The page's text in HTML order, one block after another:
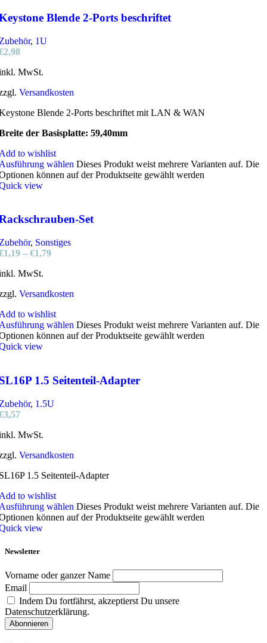
Blende 2-Ports beschriftet
, 1U
2,98
MwSt.
Versandkosten
Blende 2-Ports beschriftet mit LAN & WAN
der Basisplatte: 59,40mm
to wishlist
wählen Dieses Produkt weist mehrere Varianten auf. Die
können auf der Produktseite gewählt werden
view
Set
, Sonstiges
1,19 – €1,79
MwSt.
Versandkosten
to wishlist
wählen Dieses Produkt weist mehrere Varianten auf. Die
können auf der Produktseite gewählt werden
view
1.5 Seitenteil-Adapter
, 1.5U
3,57
MwSt.
Versandkosten
1.5 Seitenteil-Adapter
to wishlist
wählen Dieses Produkt weist mehrere Varianten auf. Die
können auf der Produktseite gewählt werden
view
Newsletter
Vorname oder ganzer Name
Email
Indem Du fortfährst, akzeptierst Du unsere
Datenschutzerklärung.